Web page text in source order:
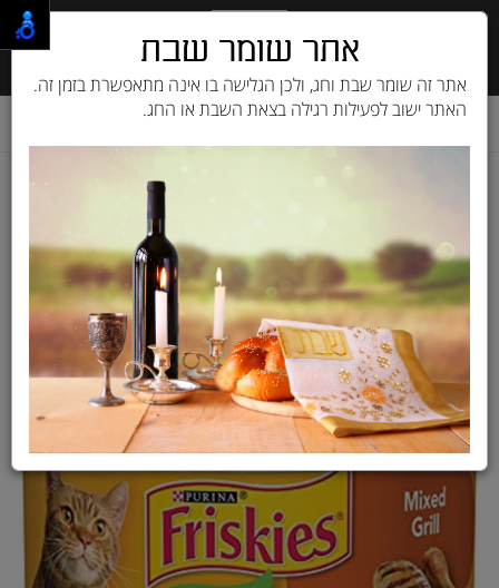
שימור פריסקיז פטה מיקס גריל
אתר שומר שבת
אתר זה שומר שבת וחג, ולכן הגלישה בו אינה מתאפשרת בזמן זה.
האתר ישוב לפעילות רגילה בצאת השבת או החג.